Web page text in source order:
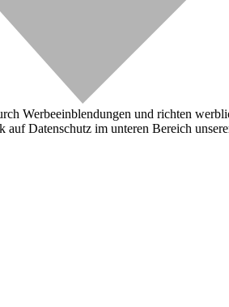
Werbeeinblendungen und richten
Datenschutz im unteren Bereich